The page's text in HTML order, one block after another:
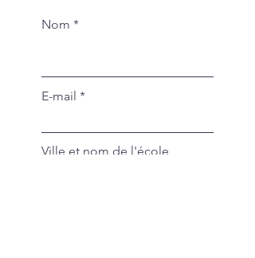
Nom
E-mail
Ville et nom de l'école